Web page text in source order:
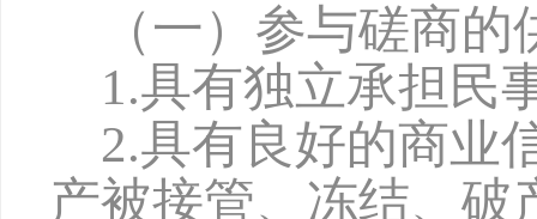
（一）参与磋商
1.具有独立承担民
2.具有良好的商业
产被接管、冻结、破